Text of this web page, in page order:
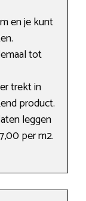
en je kunt
tot
trekt in
product.
leggen
per m2.